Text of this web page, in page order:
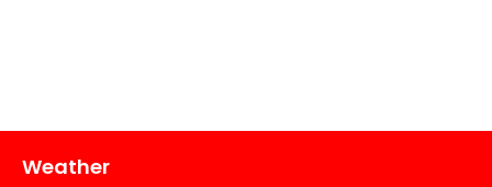
Weather